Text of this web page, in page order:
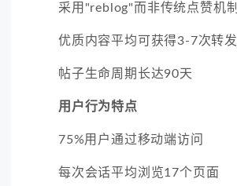
采用"reblog"而非传统点赞机制
优质内容平均可获得3-7次转发
帖子生命周期长达90天
用户行为特点
75%用户通过移动端访问
每次会话平均浏览17个页面